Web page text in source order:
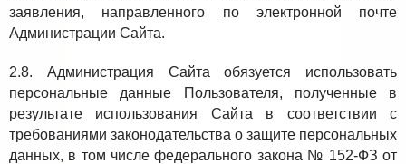
заявления, направленного по электронной почте
Администрации Сайта.
2.8. Администрация Сайта обязуется использовать
персональные данные Пользователя, полученные в
результате использования Сайта в соответствии с
требованиями законодательства о защите персональных
данных, в том числе федерального закона № 152-ФЗ от